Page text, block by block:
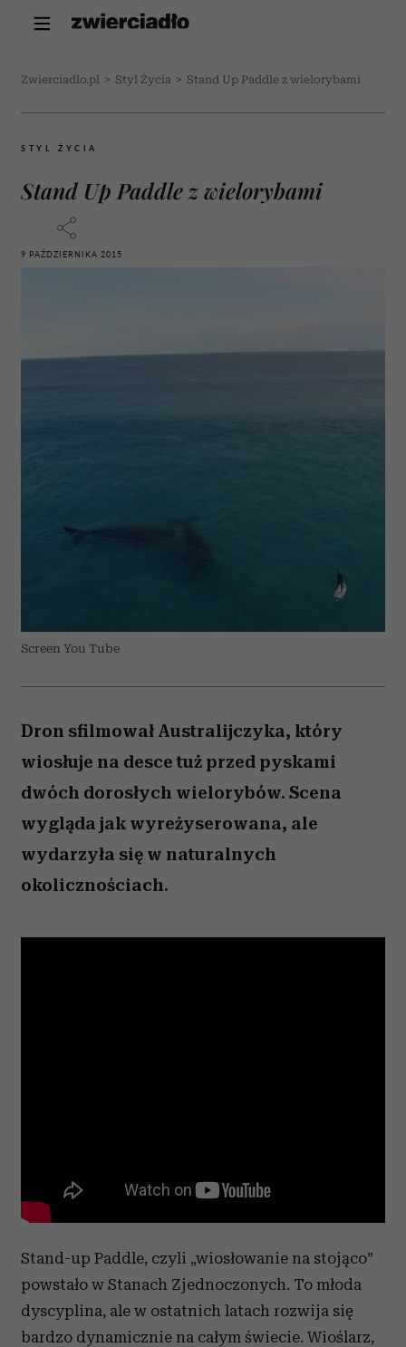
Zwierciadlo.pl > Styl Życia > Stand Up Paddle z wielorybami
STYL ŻYCIA
Stand Up Paddle z wielorybami
9 PAŹDZIERNIKA 2015
Screen You Tube
Dron sfilmował Australijczyka, który
wiosłuje na desce tuż przed pyskami
dwóch dorosłych wielorybów. Scena
wygląda jak wyreżyserowana, ale
wydarzyła się w naturalnych
okolicznościach.
Stand-up Paddle, czyli „wiosłowanie na stojąco”
powstało w Stanach Zjednoczonych. To młoda
dyscyplina, ale w ostatnich latach rozwija się
bardzo dynamicznie na całym świecie. Wioślarz,